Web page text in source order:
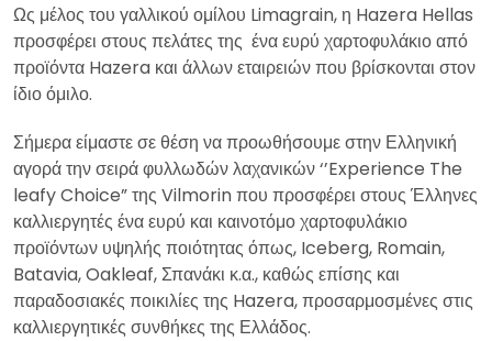
Ως μέλος του γαλλικού ομίλου Limagrain, η Hazera Hellas
προσφέρει στους πελάτες της ένα ευρύ χαρτοφυλάκιο από
προϊόντα Hazera και άλλων εταιρειών που βρίσκονται στον
ίδιο όμιλο.
Σήμερα είμαστε σε θέση να προωθήσουμε στην Ελληνική
αγορά την σειρά φυλλωδών λαχανικών ‘’Experience The
leafy Choice” της Vilmorin που προσφέρει στους Έλληνες
καλλιεργητές ένα ευρύ και καινοτόμο χαρτοφυλάκιο
προϊόντων υψηλής ποιότητας όπως, Iceberg, Romain,
Batavia, Oakleaf, Σπανάκι κ.α., καθώς επίσης και
παραδοσιακές ποικιλίες της Hazera, προσαρμοσμένες στις
καλλιεργητικές συνθήκες της Ελλάδος.